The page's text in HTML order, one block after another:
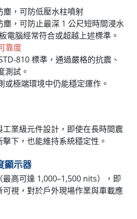
，可防低壓水柱噴射
，可防止最深 1 公尺短時間浸水
電腦經常符合或超越上述標準。
靠度
810 標準，通過嚴格的抗震、
測試。
或極端環境中仍能穩定運作。
業級元件設計，即使在長時間震
下，也能維持系統穩定性。
顯示器
高可達 1,000–1,500 nits），即
視，對於戶外現場作業與車載應